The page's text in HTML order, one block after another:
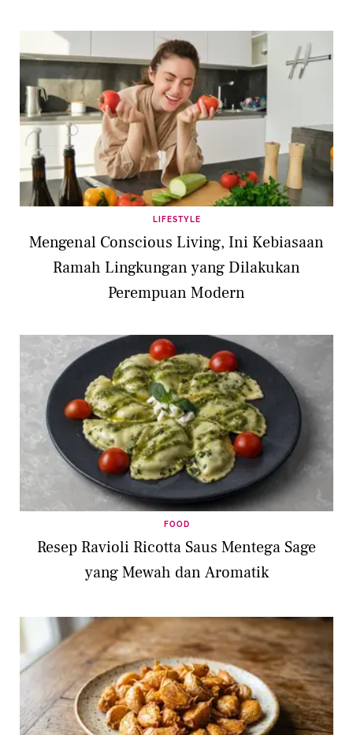
LIFESTYLE
Mengenal Conscious Living, Ini Kebiasaan
Ramah Lingkungan yang Dilakukan
Perempuan Modern
FOOD
Resep Ravioli Ricotta Saus Mentega Sage
yang Mewah dan Aromatik